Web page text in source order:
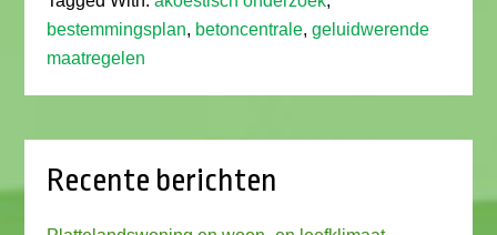
bestemmingsplan, betoncentrale,geluidwerende
maatregelen
Recente berichten